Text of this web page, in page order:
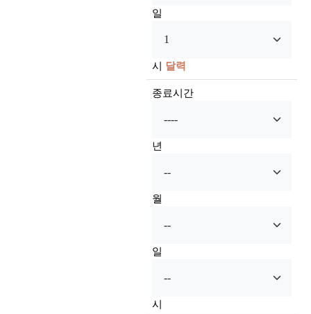
일
시 달력
종료시간
년
월
일
시